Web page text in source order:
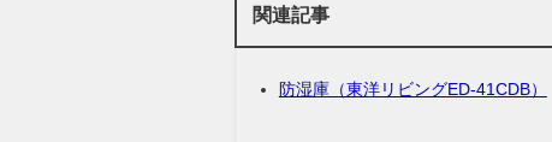
関連記事
防湿庫（東洋リビングED-41CDB）